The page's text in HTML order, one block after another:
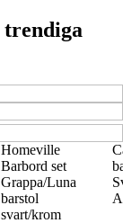
Homeville
Barbord set
Grappa/Luna
barstol
svart/krom